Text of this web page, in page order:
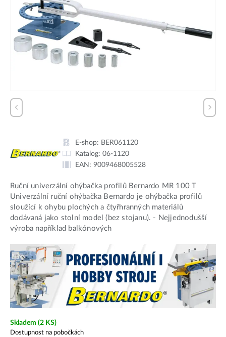
E-shop: BER061120
Katalog: 06-1120
EAN: 9009468005528
Ruční univerzální ohýbačka profilů Bernardo MR 100 T
Univerzální ruční ohýbačka Bernardo je ohýbačka profilů
sloužící k ohybu plochých a čtyřhranných materiálů
dodávaná jako stolní model (bez stojanu). - Nejjednodušší
výroba například balkónových
Skladem (2 KS)
Dostupnost na pobočkách